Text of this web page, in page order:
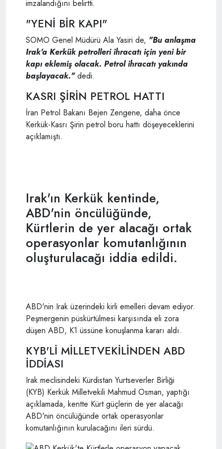
imzalandığını belirtti.
"YENİ BİR KAPI"
SOMO Genel Müdürü Ala Yasiri de, "Bu anlaşma
Irak'a Kerkük petrolleri ihracatı için yeni bir
kapı eklemiş olacak. Petrol ihracatı yakında
başlayacak."dedi.
KASRI ŞİRİN PETROL HATTI
İran Petrol Bakanı Bejen Zengene, daha önce
Kerkük-Kasrı Şirin petrol boru hattı döşeyeceklerini
açıklamıştı.
Irak'ın Kerkük kentinde,
ABD'nin öncülüğünde,
Kürtlerin de yer alacağı ortak
operasyonlar komutanlığının
oluşturulacağı iddia edildi.
ABD'nin Irak üzerindeki kirli emelleri devam ediyor.
Peşmergenin püskürtülmesi karşısında eli zora
düşen ABD, K1 üssüne konuşlanma kararı aldı.
KYB'Lİ MİLLETVEKİLİNDEN ABD
İDDİASI
Irak meclisindeki Kürdistan Yurtseverler Birliği
(KYB) Kerkük Milletvekili Mahmud Osman, yaptığı
açıklamada, kentte Kürt güçlerin de yer alacağı
ABD'nin öncülüğünde ortak operasyonlar
komutanlığının kurulacağını ileri sürdü.